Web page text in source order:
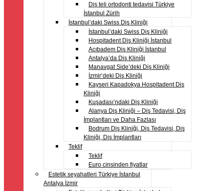
Diş teli ortodonti tedavisi Türkiye
İstanbul Zürih
İstanbul’daki Swiss Diş Kliniği
İstanbul’daki Swiss Diş Kliniği
Hospitadent Diş Kliniği İstanbul
Acıbadem Diş Kliniği İstanbul
Antalya’da Diş Kliniği
Manavgat Side’deki Diş Kliniği
İzmir’deki Diş Kliniği
Kayseri Kapadokya Hospitadent Diş
Kliniği
Kuşadası’ndaki Diş Kliniği
Alanya Diş Kliniği – Diş Tedavisi, Diş
İmplantları ve Daha Fazlası
Bodrum Diş Kliniği, Diş Tedavisi, Diş
Kliniği, Diş İmplantları
Teklif
Teklif
Euro cinsinden fiyatlar
Estetik seyahatleri Türkiye İstanbul
Antalya İzmir